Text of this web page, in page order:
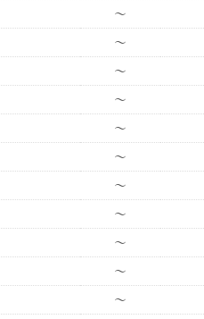
〜
〜
〜
〜
〜
〜
〜
〜
〜
〜
〜